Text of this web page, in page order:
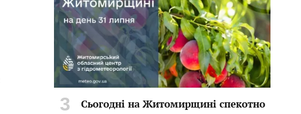
Сьогодні на Житомирщині спекотно